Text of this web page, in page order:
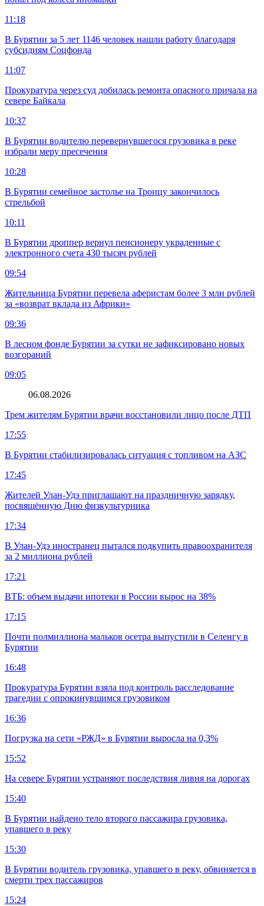
11:18
В Бурятии за 5 лет 1146 человек нашли работу благодаря
субсидиям Соцфонда
11:07
Прокуратура через суд добилась ремонта опасного причала на
севере Байкала
10:37
В Бурятии водителю перевернувшегося грузовика в реке
избрали меру пресечения
10:28
В Бурятии семейное застолье на Троицу закончилось
стрельбой
10:11
В Бурятии дроппер вернул пенсионеру украденные с
электронного счета 430 тысяч рублей
09:54
Жительница Бурятии перевела аферистам более 3 млн рублей
за «возврат вклада из Африки»
09:36
В лесном фонде Бурятии за сутки не зафиксировано новых
возгораний
09:05
06.08.2026
Трем жителям Бурятии врачи восстановили лицо после ДТП
17:55
В Бурятии стабилизировалась ситуация с топливом на АЗС
17:45
Жителей Улан-Удэ приглашают на праздничную зарядку,
посвящённую Дню физкультурника
17:34
В Улан-Удэ иностранец пытался подкупить правоохранителя
за 2 миллиона рублей
17:21
ВТБ: объем выдачи ипотеки в России вырос на 38%
17:15
Почти полмиллиона мальков осетра выпустили в Селенгу в
Бурятии
16:48
Прокуратура Бурятии взяла под контроль расследование
трагедии с опрокинувшимся грузовиком
16:36
Погрузка на сети «РЖД» в Бурятии выросла на 0,3%
15:52
На севере Бурятии устраняют последствия ливня на дорогах
15:40
В Бурятии найдено тело второго пассажира грузовика,
упавшего в реку
15:30
В Бурятии водитель грузовика, упавшего в реку, обвиняется в
смерти трех пассажиров
15:24